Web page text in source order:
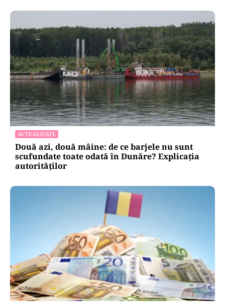
ACTUALITATE
Două azi, două mâine: de ce barjele nu sunt
scufundate toate odată în Dunăre? Explicația
autorităților